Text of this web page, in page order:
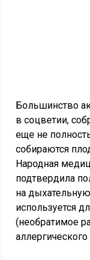
Большинство
в соцветии,
еще не
собираются
Народная
подтвердила
на
используется
(необратимое